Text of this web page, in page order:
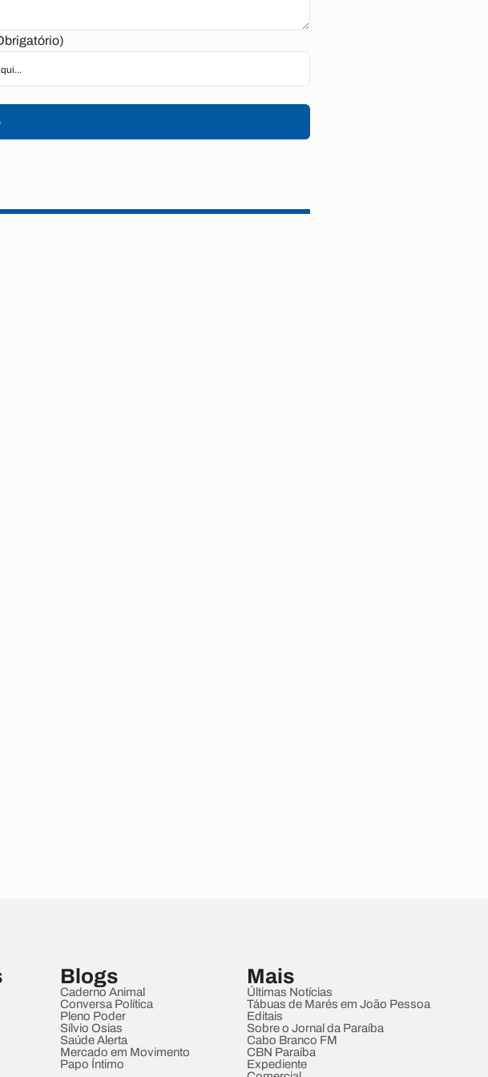
Blogs
Caderno Animal
Conversa Política
Pleno Poder
Sílvio Osias
Saúde Alerta
Mercado em Movimento
Papo Íntimo
Mais
Últimas Notícias
Tábuas de Marés em João Pessoa
Editais
Sobre o Jornal da Paraíba
Cabo Branco FM
CBN Paraíba
Expediente